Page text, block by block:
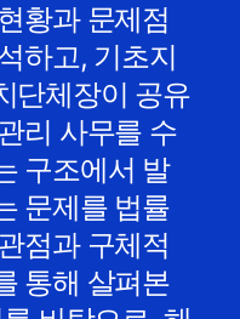
황과 문제점
하고, 기초지
단체장이 공유
리 사무를 수
구조에서 발
문제를 법률
점과 구체적
통해 살펴본